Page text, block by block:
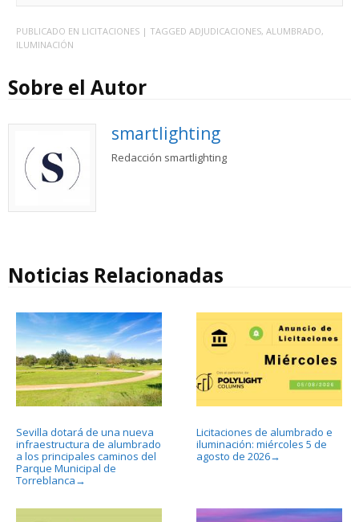
PUBLICADO EN LICITACIONES | TAGGED ADJUDICACIONES, ALUMBRADO,
ILUMINACIÓN
Sobre el Autor
smartlighting
Redacción smartlighting
Noticias Relacionadas
Sevilla dotará de una nueva
infraestructura de alumbrado
a los principales caminos del
Parque Municipal de
Torreblanca →
Licitaciones de alumbrado e
iluminación: miércoles 5 de
agosto de 2026→